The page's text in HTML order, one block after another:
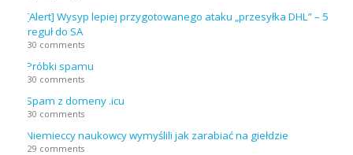
[Alert] Wysyp lepiej przygotowanego ataku „przesyłka DHL” – 5
reguł do SA
30 comments
Próbki spamu
30 comments
Spam z domeny .icu
30 comments
Niemieccy naukowcy wymyślili jak zarabiać na giełdzie
29 comments